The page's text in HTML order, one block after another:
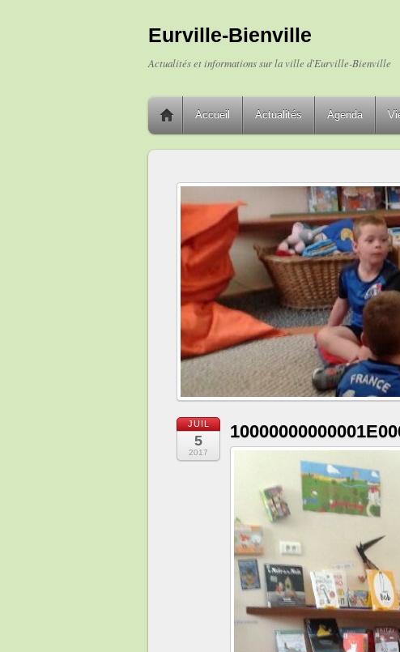
Eurville-Bienville
Actualités et informations sur la ville d'Eurville-Bienville
Accueil Actualités Agenda
JUIL
5
2017